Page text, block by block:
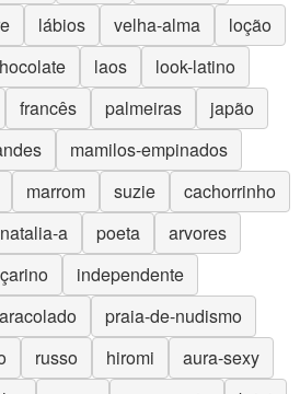
lábios velha-alma
loção
laos
look-latino
francês palmeiras
japão
mamilos-empinados
marrom suzie
cachorrinho
natalia-a poeta
arvores
independente
praia-de-nudismo
russo hiromi
aura-sexy